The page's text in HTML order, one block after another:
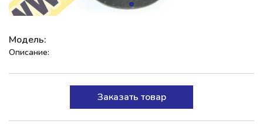
Модель:
Описание:
Заказать товар